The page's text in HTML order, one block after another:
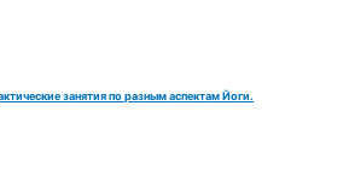
занятия по разным аспектам Йоги.